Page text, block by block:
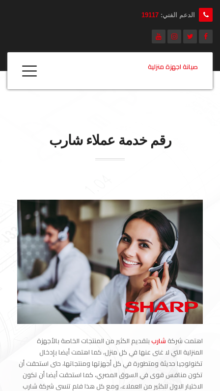
الدعم الفني: 19117
صيانة اجهزة منزلية
رقم خدمة عملاء شارب
اهتمت شركة شارب بتقديم الكثير من المنتجات الخاصة بالأجهزة
المنزلية التي لا غنى عنها في كل منزل، كما اهتمت أيضا بإدخال
تكنولوجيا حديثة ومتطورة في كل أجهزتها ومنتجاتها، حتى استحقت أن
تكون منافس قوى في السوق المصري، كما استحقت أيضا أن تكون
الاختيار الاول للكثير من العملاء، ومع كل هذا فلم تنسى شركة شارب